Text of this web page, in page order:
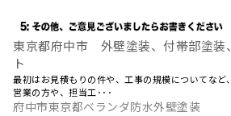
東京都府中市 外壁塗装、付帯部塗装
ト
最初はお見積もりの件や、工事の規模についてなど
営業の方や、担当工･･･
府中市東京都ベランダ防水外壁塗装